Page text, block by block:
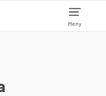
Meny